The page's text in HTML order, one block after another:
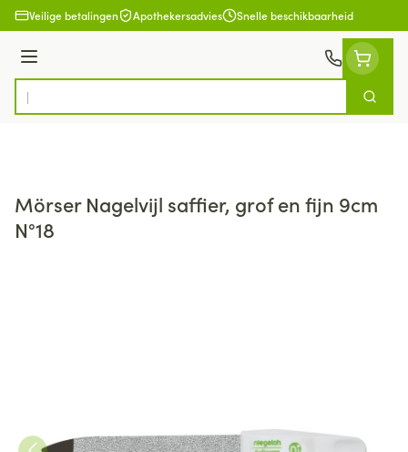
Ga naar de inhoud
Veilige betalingen Apothekersadvies Snelle beschikbaarheid
Menu
Product, merk, categorie...
Zoek
Mörser Nagelvijl saffier, grof en fijn 9cm
N°18